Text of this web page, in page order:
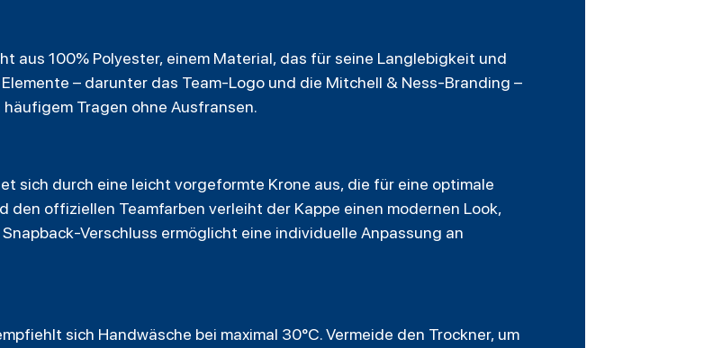
aus 100% Polyester, einem Material, das für seine Langlebigkeit und
– darunter das Team-Logo und die Mitchell & Ness-Branding –
Tragen ohne Ausfransen.
sich durch eine leicht vorgeformte Krone aus, die für eine optimale
den offiziellen Teamfarben verleiht der Kappe einen modernen Look,
Verschluss ermöglicht eine individuelle Anpassung an
sich Handwäsche bei maximal 30°C. Vermeide den Trockner, um